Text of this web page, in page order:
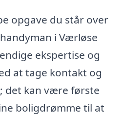
opgave du står over
i Værløse
ekspertise og
at tage kontakt og
det kan være første
boligdrømme til at